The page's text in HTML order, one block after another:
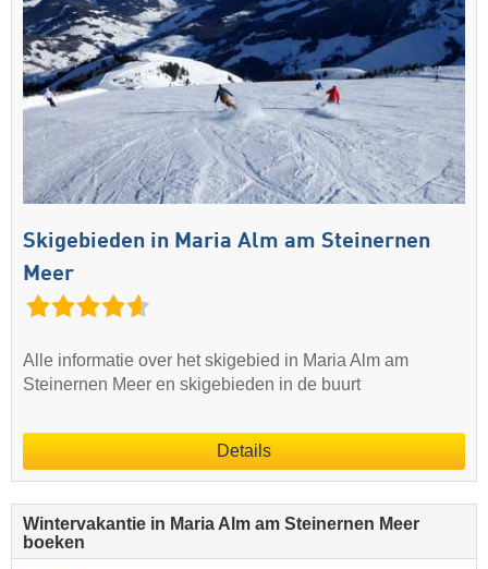
Skigebieden in Maria Alm am Steinernen
Meer
Alle informatie over het skigebied in Maria Alm am
Steinernen Meer en skigebieden in de buurt
Details
Wintervakantie in Maria Alm am Steinernen Meer
boeken